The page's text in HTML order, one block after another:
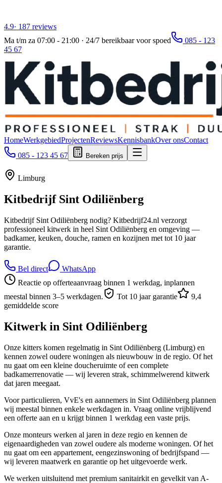
4.9· 187 reviews
Ma t/m za 07:00 - 21:00 · 24/7 bereikbaar voor spoed
085 - 123
45 67
HomeWerkgebiedProjectenReviewsKennisbankOver onsContact
085 - 123 45 67
Bereken prijs
Limburg
Kitbedrijf Sint Odiliënberg
Kitbedrijf Sint Odiliënberg nodig? Kitbedrijf24.nl verzorgt
professioneel kitwerk in heel Sint Odiliënberg en omgeving —
badkamer, keuken, douche, ramen en kozijnen met tot 10 jaar
garantie.
Bel direct
WhatsApp
Reactie op offerteaanvraag binnen 1 werkdag, inplannen
meestal binnen 3–5 werkdagen.
Tot 10 jaar garantie
9,4
gemiddelde score
Kitwerk in Sint Odiliënberg
Onze kitters komen regelmatig in Sint Odiliënberg (Limburg) en
kennen zowel oudere woningen als nieuwbouw in de regio. Of het
nu gaat om een kleine doucheruimte of een complete
badkamerrenovatie — wij leveren strak, schimmelwerend kitwerk
dat jaren meegaat.
Voor particulieren, VvE's en aannemers in Sint Odiliënberg plannen
wij meestal binnen enkele werkdagen in. Vraag online vrijblijvend
een offerte aan en u krijgt binnen 1 werkdag een vaste prijs.
Onze monteurs werken al jaren in deze regio en kennen de
eigenaardigheden van zowel oudere als moderne woningen. Of het
nu gaat om een appartement, eengezinswoning of bedrijfspand —
wij leveren maatwerk en garantie op het uitgevoerde werk.
We werken uitsluitend met premium sanitairkit en gevelkit van A-